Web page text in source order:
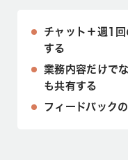
チャット＋週1
する
業務内容だけで
も共有する
フィードバック